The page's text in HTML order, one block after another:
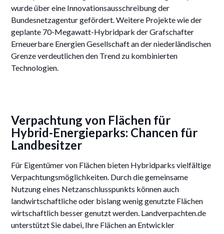
wurde über eine Innovationsausschreibung der
Bundesnetzagentur gefördert. Weitere Projekte wie der
geplante 70-Megawatt-Hybridpark der Grafschafter
Erneuerbare Energien Gesellschaft an der niederländischen
Grenze verdeutlichen den Trend zu kombinierten
Technologien.
Verpachtung von Flächen für
Hybrid-Energieparks: Chancen für
Landbesitzer
Für Eigentümer von Flächen bieten Hybridparks vielfältige
Verpachtungsmöglichkeiten. Durch die gemeinsame
Nutzung eines Netzanschlusspunkts können auch
landwirtschaftliche oder bislang wenig genutzte Flächen
wirtschaftlich besser genutzt werden. Landverpachten.de
unterstützt Sie dabei, Ihre Flächen an Entwickler